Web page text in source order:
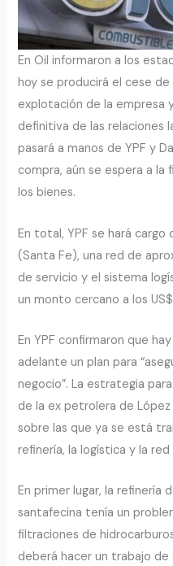
En Oil informaron a los
hoy se producirá el cese
explotación de la empresa
definitiva de las relaciones
pasará a manos de YPF y
compra, aún se espera a
los bienes.
En total, YPF se hará cargo
(Santa Fe), una red de
de servicio y el sistema
un monto cercano a los
En YPF confirmaron que
adelante un plan para
negocio”. La estrategia
de la ex petrolera de
sobre las que ya se está
refinería, la logística y la
En primer lugar, la refinería
santafecina tenía un
filtraciones de
deberá hacer un trabajo